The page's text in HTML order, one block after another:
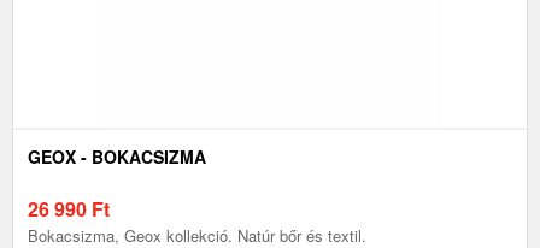
GEOX - BOKACSIZMA
26 990 Ft
Bokacsizma, Geox kollekció. Natúr bőr és textil.